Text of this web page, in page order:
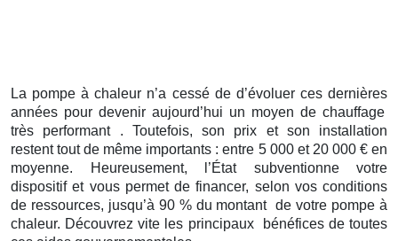
La pompe à chaleur n’a cessé de d’évoluer ces dernières
années pour devenir aujourd’hui un moyen de chauffage
très performant . Toutefois, son prix et son installation
restent tout de même importants : entre 5 000 et 20 000 € en
moyenne. Heureusement, l’État subventionne votre
dispositif et vous permet de financer, selon vos conditions
de ressources, jusqu’à 90 % du montant de votre pompe à
chaleur. Découvrez vite les principaux bénéfices de toutes